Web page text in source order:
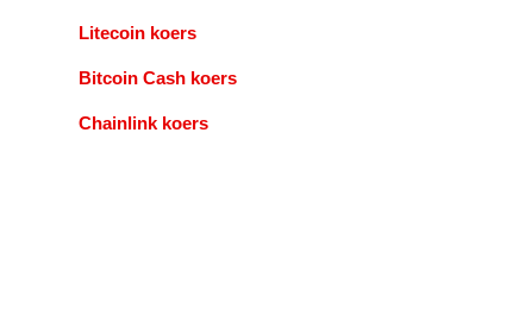
Litecoin koers
Bitcoin Cash koers
Chainlink koers